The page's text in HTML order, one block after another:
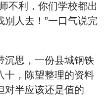
不利，你们学校都出
别人去！”一口气说完
沉思，一份县城钢铁
十，陈望整理的资料
对半应该还是值的